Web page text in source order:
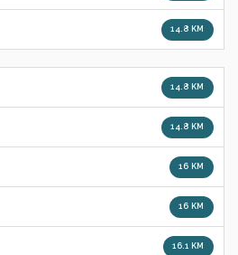
14.8 KM
14.8 KM
14.8 KM
16 KM
16 KM
16.1 KM